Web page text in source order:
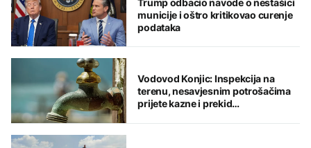
municije i oštro kritikovao curenje
podataka
Vodovod Konjic: Inspekcija na
terenu, nesavjesnim potrošačima
prijete kazne i prekid